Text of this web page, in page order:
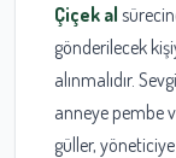
Çiçek al
gönderilecek
alınmalıdır.
anneye pembe
güller,